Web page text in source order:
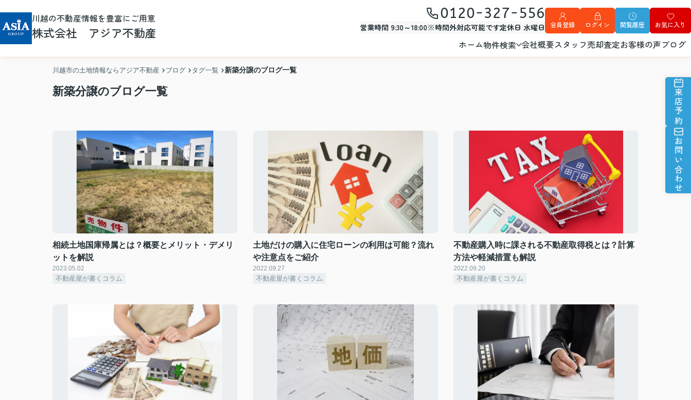
川越の不動産情報を豊富にご用意
株式会社 アジア不動産
0120-327-556
営業時間 9:30～18:00※時間外対応可能です定休日 水曜日 会員登録 ログイン 閲覧履歴 お気に入り
ホーム物件検索 会社概要スタッフ売却査定お客様の声ブログ
来店予約
お問い合わせ
川越市の土地情報ならアジア不動産 ブログ タグ一覧 新築分譲のブログ一覧
新築分譲のブログ一覧
相続土地国庫帰属とは？概要とメリット・デメリ
ットを解説
2023.05.02
不動産屋が書くコラム
土地だけの購入に住宅ローンの利用は可能？流れ
や注意点をご紹介
2022.09.27
不動産屋が書くコラム
不動産購入時に課される不動産取得税とは？計算
方法や軽減措置も解説
2022.09.20
不動産屋が書くコラム